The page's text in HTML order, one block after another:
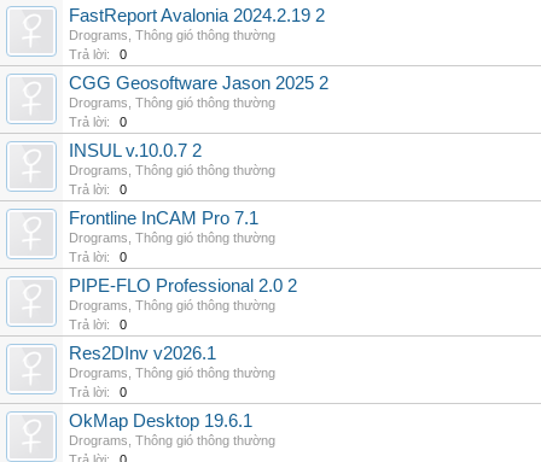
FastReport Avalonia 2024.2.19 2
Drograms Thông gió thông thường
Trả lời:
0
CGG Geosoftware Jason 2025 2
Drograms Thông gió thông thường
Trả lời:
0
INSUL v.10.0.7 2
Drograms Thông gió thông thường
Trả lời:
0
Frontline InCAM Pro 7.1
Drograms Thông gió thông thường
Trả lời:
0
PIPE-FLO Professional 2.0 2
Drograms Thông gió thông thường
Trả lời:
0
Res2DInv v2026.1
Drograms Thông gió thông thường
Trả lời:
0
OkMap Desktop 19.6.1
Drograms Thông gió thông thường